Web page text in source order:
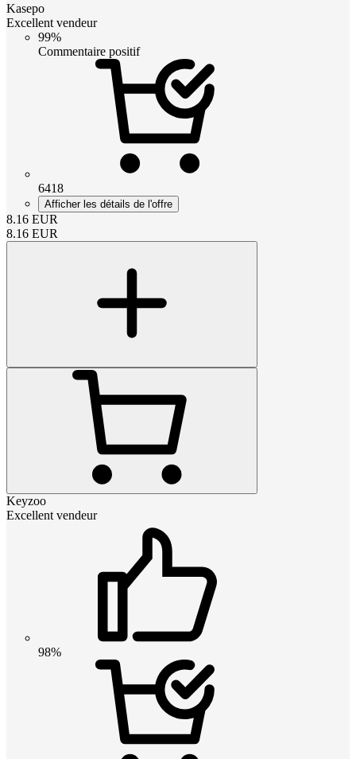
Kasepo
Excellent vendeur
99%
Commentaire positif
6418
Afficher les détails de l'offre
8.16 EUR
8.16 EUR
Keyzoo
Excellent vendeur
98%